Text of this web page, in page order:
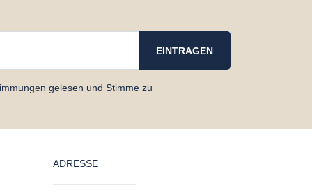
gelesen und Stimme zu
ADRESSE